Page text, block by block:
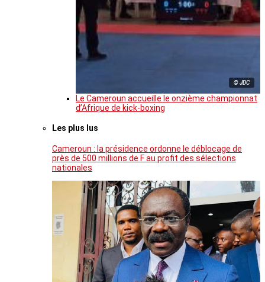
© JDC
Le Cameroun accueille le onzième championnat
d’Afrique de kick-boxing
Les plus lus
Cameroun : la présidence ordonne le déblocage de
près de 500 millions de F au profit des sélections
nationales